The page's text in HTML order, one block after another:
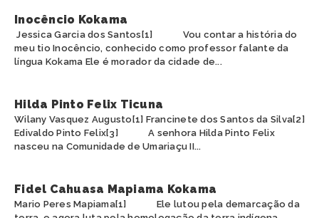
Inocêncio Kokama
Jessica Garcia dos Santos[1] Vou contar a história do
meu tio Inocêncio, conhecido como professor falante da
língua Kokama Ele é morador da cidade de...
Hilda Pinto Felix Ticuna
Wilany Vasquez Augusto[1] Francinete dos Santos da Silva[2]
Edivaldo Pinto Felix[3] A senhora Hilda Pinto Felix
nasceu na Comunidade de Umariaçu II...
Fidel Cahuasa Mapiama Kokama
Mario Peres Mapiama[1] Ele lutou pela demarcação da